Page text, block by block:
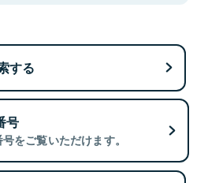
する
号
をご覧いただけます。